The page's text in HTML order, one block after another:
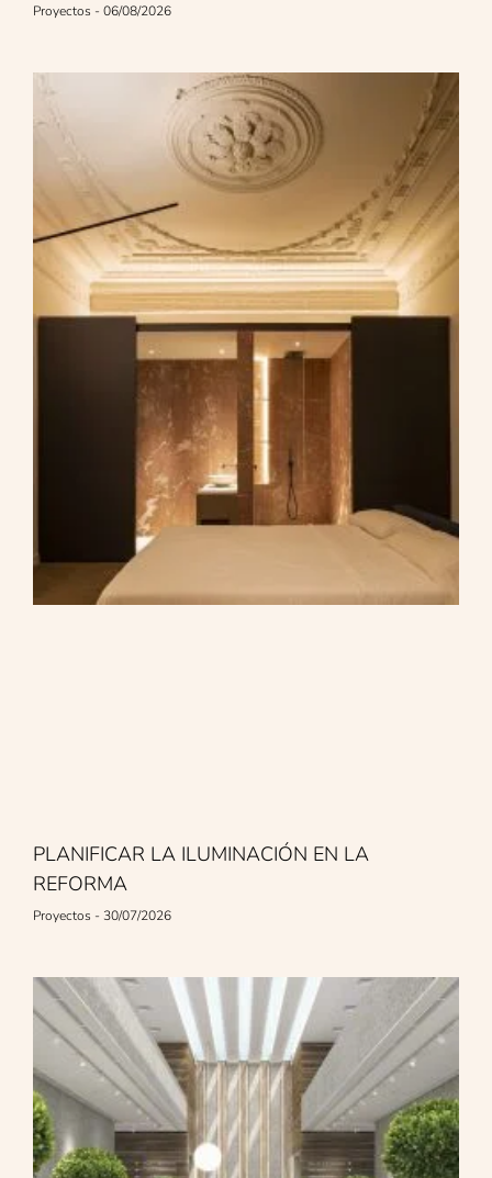
Proyectos 06/08/2026
PLANIFICAR LA ILUMINACIÓN EN LA
REFORMA
Proyectos 30/07/2026